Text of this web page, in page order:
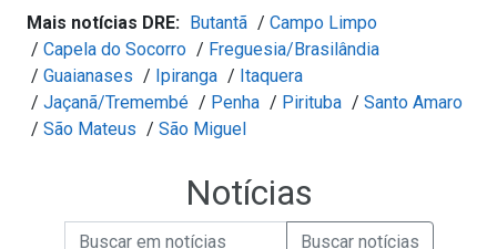
Mais notícias DRE: Butantã / Campo Limpo
/ Capela do Socorro / Freguesia/Brasilândia
/ Guaianases / Ipiranga / Itaquera
/ Jaçanã/Tremembé / Penha / Pirituba / Santo Amaro
/ São Mateus / São Miguel
Notícias
Campo de Busca de Notícias
Campo de Busca de informaçõesEnviar a Busca de Notícias